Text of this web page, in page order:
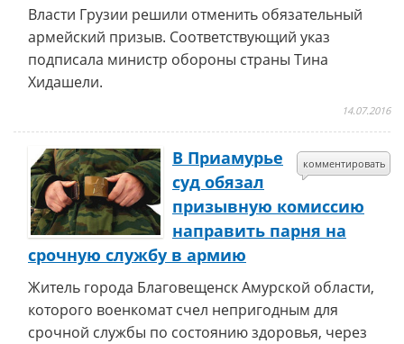
Власти Грузии решили отменить обязательный
армейский призыв. Соответствующий указ
подписала министр обороны страны Тина
Хидашели.
14.07.2016
комментировать
В Приамурье
суд обязал
призывную комиссию
направить парня на
срочную службу в армию
Житель города Благовещенск Амурской области,
которого военкомат счел непригодным для
срочной службы по состоянию здоровья, через